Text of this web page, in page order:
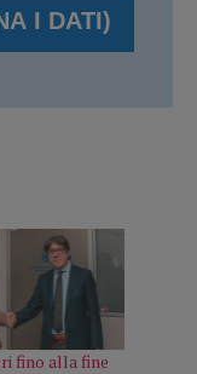
fino alla fine